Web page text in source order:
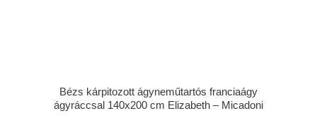
Bézs kárpitozott ágyneműtartós franciaágy
ágyráccsal 140x200 cm Elizabeth – Micadoni